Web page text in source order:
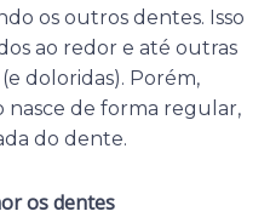
os outros dentes. Isso
ao redor e até outras
doloridas). Porém,
nasce de forma regular,
do dente.
os dentes